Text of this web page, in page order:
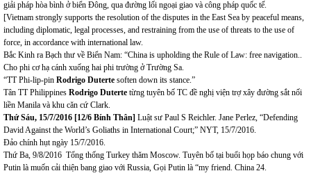
giải pháp hòa bình ở biển Đông, qua đường lối ngoại giao và công pháp quốc tế.
[Vietnam strongly supports the resolution of the disputes in the East Sea by peaceful means,
including diplomatic, legal processes, and restraining from the use of threats to the use of
force, in accordance with international law.
Bắc Kinh ra Bạch thư về Biển Nam: “China is upholding the Rule of Law: free navigation..
Cho phi cơ hạ cánh xuống hai phi trường ở Trường Sa.
“TT Phi-lip-pin Rodrigo Duterte soften down its stance.”
Tân TT Philippines Rodrigo Duterte từng tuyên bố TC đề nghị viện trợ xây đường sắt nối
liền Manila và khu căn cứ Clark.
Thứ Sáu, 15/7/2016 [12/6 Bính Thân] Luật sư Paul S Reichler. Jane Perlez, “Defending
David Against the World’s Goliaths in International Court;” NYT, 15/7/2016.
Đảo chính hụt ngày 15/7/2016.
Thứ Ba, 9/8/2016 Tổng thống Turkey thăm Moscow. Tuyên bố tại buổi họp báo chung với
Putin là muốn cải thiện bang giao với Russia, Gọi Putin là “my friend. China 24.